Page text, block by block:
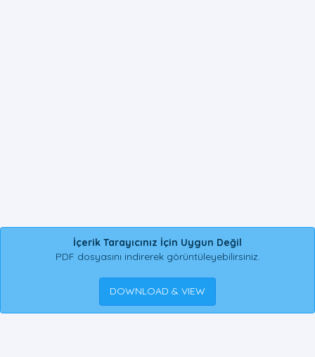
İçerik Tarayıcınız İçin Uygun Değil
PDF dosyasını indirerek görüntüleyebilirsiniz.
DOWNLOAD & VIEW